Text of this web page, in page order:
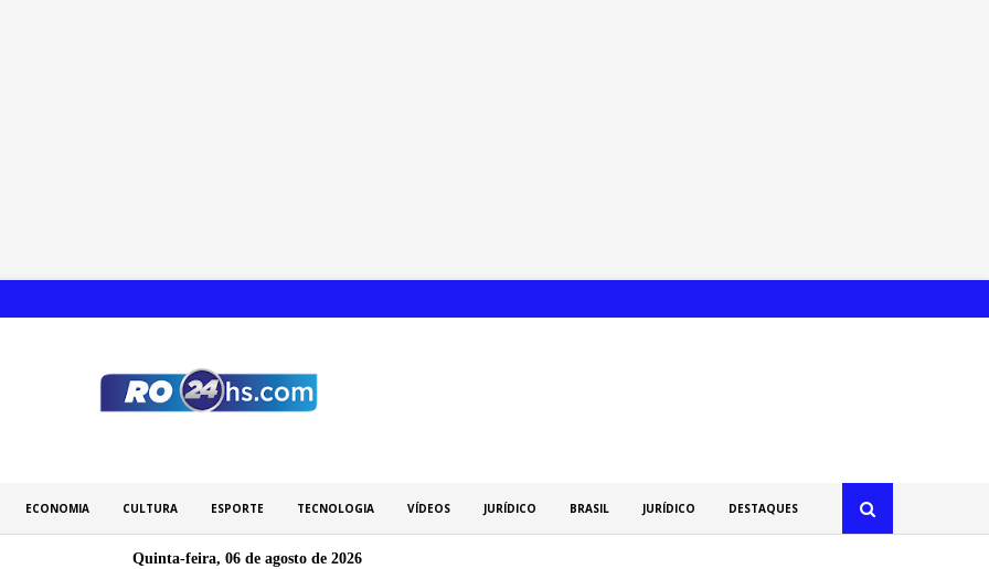
ECONOMIA CULTURA ESPORTE TECNOLOGIA VÍDEOS JURÍDICO BRASIL JURÍDICO DESTAQUES
Quinta-feira, 06 de agosto de 2026